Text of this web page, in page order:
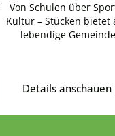
Von Schulen über
Kultur – Stücken bietet
lebendige
Details anschauen